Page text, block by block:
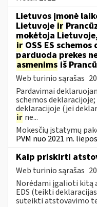
Lietuvos įmonė
Lietuvoje ir
mokėtoja
ir OSS ES
parduoda prekes
asmenims iš
Web turinio sąrašas
Pardavimai
schemos
deklaracijoje (jei
ir ne...
Mokesčių įstatymų
PVM nuo 2021 m.
Kaip priskirti
Web turinio sąrašas
Norėdami įgalioti kitą
EDS (teikti
suteikti atstovavimo